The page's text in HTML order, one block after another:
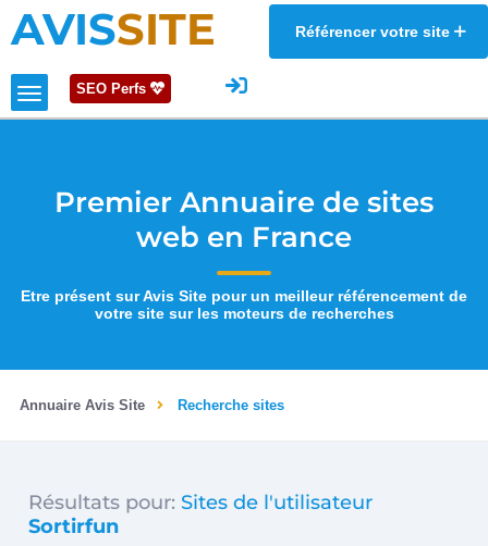
AVISSITE Référencer votre site
SEO Perfs
Premier Annuaire de sites
web en France
Etre présent sur Avis Site pour un meilleur référencement de
votre site sur les moteurs de recherches
Annuaire Avis Site Recherche sites
Résultats pour: Sites de l'utilisateur
Sortirfun